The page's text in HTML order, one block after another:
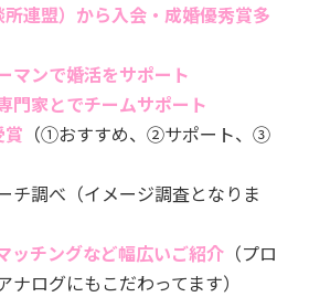
連盟）から入会・成婚優秀賞多
マンで婚活をサポート
門家とでチームサポート
（①おすすめ、②サポート、③
チ調べ（イメージ調査となりま
チングなど幅広いご紹介 （プロ
ナログにもこだわってます）